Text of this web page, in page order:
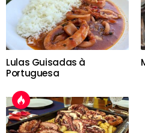
Lulas Guisadas à
Portuguesa